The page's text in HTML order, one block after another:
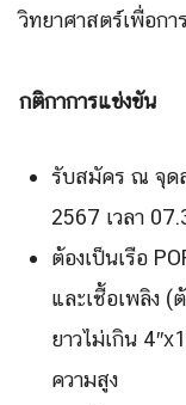
วิทยาศาสตร์เพื่อกา
กติกาการแข่งขัน
รับสมัคร ณ จุด
2567 เวลา
ต้องเป็นเรือ
และเชื้อเพลิง (
ยาวไม่เกิน
ความสูง